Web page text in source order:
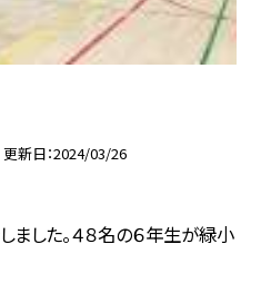
更新日 2024/03/26
ました。４８名の６年生が緑小